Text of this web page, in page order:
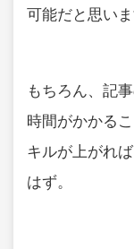
可能だと思いま
もちろん、記
時間がかかる
キルが上がれ
はず。